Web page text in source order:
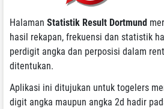
Halaman Statistik Result Dortmund
hasil rekapan, frekuensi dan statistik
perdigit angka dan perposisi dalam
ditentukan.
Aplikasi ini ditujukan untuk togelers
digit angka maupun angka 2d hadir